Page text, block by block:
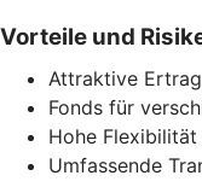
Vorteile und
Attraktive
Fonds für
Hohe Flexibilität
Umfassende